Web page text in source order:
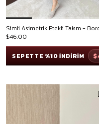
Simli Asimetrik Etekli Takım -
$46.00
SEPETTE %10 İNDİRİM